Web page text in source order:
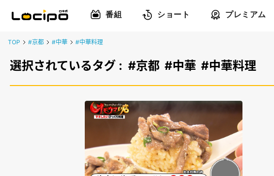
番組 ショート プレミアム
TOP #京都 #中華 #中華料理
選択されているタグ : #京都 #中華 #中華料理